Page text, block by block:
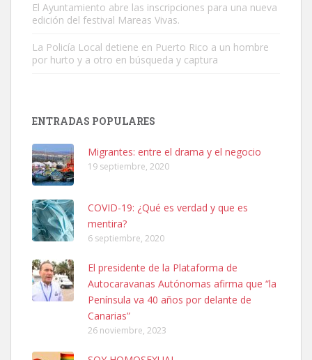
Leales.org » Gran Canaria
9.7.2025
Adopción urgente
hembra, 4 años. Por motivos personales ...
Leales.org » Gran Canaria | 6.7.2025
SHIBA PERDIDO AVDA JOSE MESA Y LOPEZ
PERRO MACHO RAZA SHIBA CON MICROCHIP PERDIDO HOY
06/07/2025 ZONA MESA Y LOPEZ. ES MUY ASUSTADIZO
Leales.org » Gran Canaria | 6.7.2025
El Ayuntamiento abre las inscripciones para una nueva
edición del festival Mareas Vivas.
La Policía Local detiene en Puerto Rico a un hombre
por hurto y a otro en búsqueda y captura
ENTRADAS POPULARES
Migrantes: entre el drama y el negocio
19 septiembre, 2020
COVID-19: ¿Qué es verdad y que es
mentira?
6 septiembre, 2020
El presidente de la Plataforma de
Autocaravanas Autónomas afirma que “la
Península va 40 años por delante de
Canarias”
26 noviembre, 2023